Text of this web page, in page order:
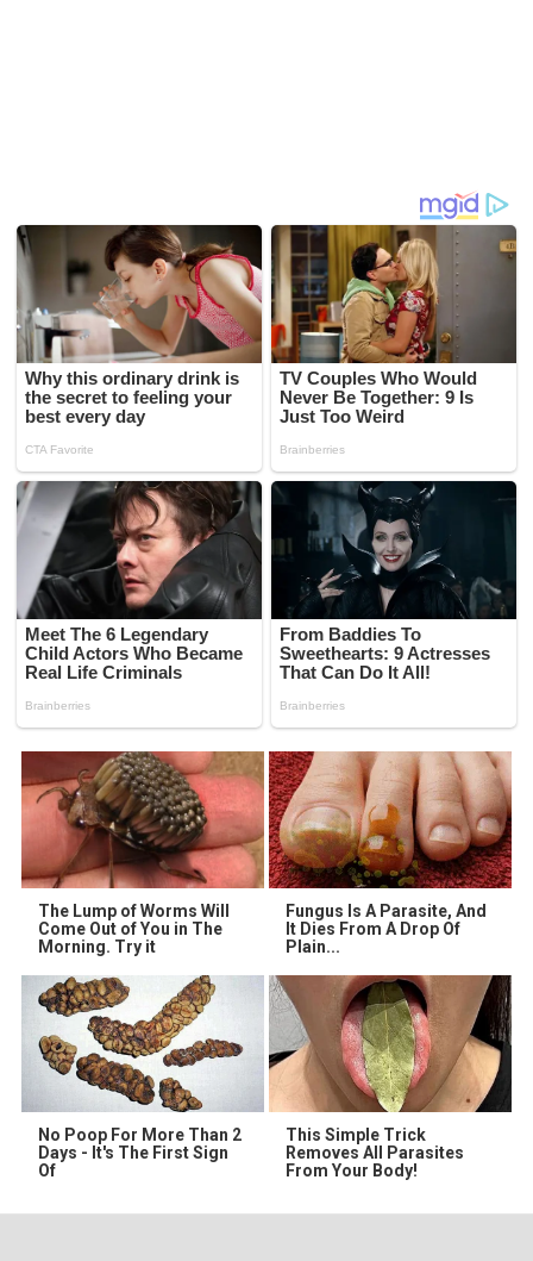
The Lump of Worms Will
Come Out of You in The
Morning. Try it
Fungus Is A Parasite, And
It Dies From A Drop Of
Plain...
No Poop For More Than 2
Days - It's The First Sign
Of
This Simple Trick
Removes All Parasites
From Your Body!